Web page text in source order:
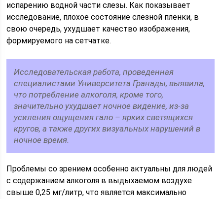
испарению водной части слезы. Как показывает
исследование, плохое состояние слезной пленки, в
свою очередь, ухудшает качество изображения,
формируемого на сетчатке.
Исследовательская работа, проведенная
специалистами Университета Гранады, выявила,
что потребление алкоголя, кроме того,
значительно ухудшает ночное видение, из-за
усиления ощущения гало – ярких светящихся
кругов, а также других визуальных нарушений в
ночное время.
Проблемы со зрением особенно актуальны для людей
с содержанием алкоголя в выдыхаемом воздухе
свыше 0,25 мг/литр, что является максимально